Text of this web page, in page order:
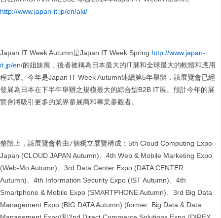
http://www.japan-it.jp/en/aki/
Japan IT Week Autumn是Japan IT Week Spring http://www.japan-
it.jp/en/的姐妹展，後者被稱為日本最大的IT展和全球最大的軟體和應用
程式展。今年是Japan IT Week Autumn連續第5年舉辦，該展覽會已經
發展為日本在下半年舉辦之規模最大的綜合型B2B IT展。預計今年的展
覽會將吸引更多的業界參展商和專業參觀者。
整體上，該展覽會將由7個獨立展覽構成：5th Cloud Computing Expo
Japan (CLOUD JAPAN Autumn)、4th Web & Mobile Marketing Expo
(Web-Mo Autumn)、3rd Data Center Expo (DATA CENTER
Autumn)、4th Information Security Expo (IST Autumn)、4th
Smartphone & Mobile Expo (SMARTPHONE Autumn)、3rd Big Data
Management Expo (BIG DATA Autumn) (former: Big Data & Data